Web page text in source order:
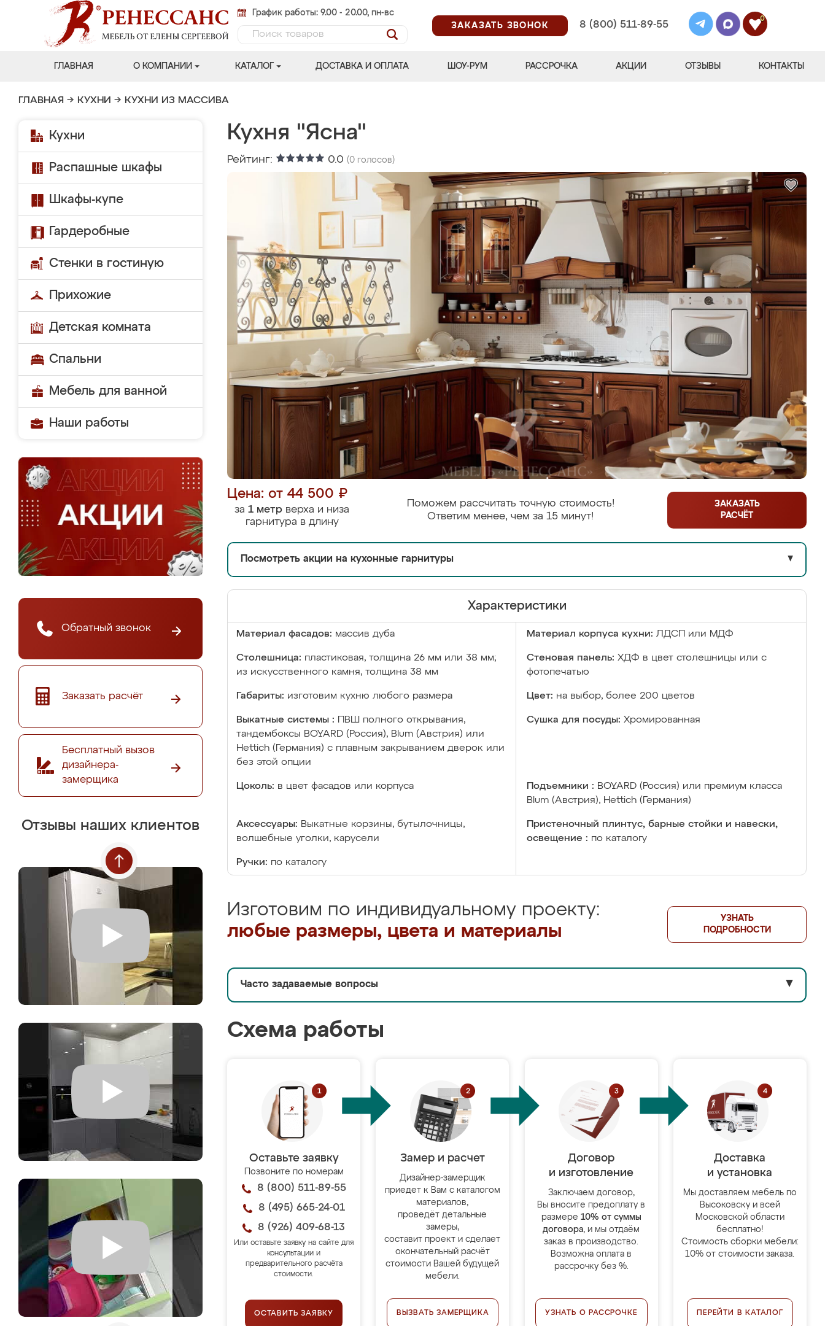
График работы: 9.00 - 20.00, пн-вс
ЗАКАЗАТЬ ЗВОНОК
8 (800) 511-89-55
0
ГЛАВНАЯ О КОМПАНИИ КАТАЛОГ ДОСТАВКА И ОПЛАТА ШОУ-РУМ РАССРОЧКА АКЦИИ ОТЗЫВЫ КОНТАКТЫ
ГЛАВНАЯ → КУХНИ → КУХНИ ИЗ МАССИВА
Кухни
Распашные шкафы
Шкафы-купе
Гардеробные
Стенки в гостиную
Прихожие
Детская комната
Спальни
Мебель для ванной
Наши работы
Обратный звонок
Заказать расчёт
Бесплатный вызов
дизайнера-
замерщика
Отзывы наших клиентов
Кухня "Ясна"
Рейтинг: 0.0 (0 голосов)
Цена: от 44 500 ₽
за 1 метр верха и низа
гарнитура в длину
Поможем рассчитать точную стоимость!
Ответим менее, чем за 15 минут!
ЗАКАЗАТЬ
РАСЧЁТ
Посмотреть акции на кухонные гарнитуры ▼
Характеристики
Материал фасадов: массив дуба Материал корпуса кухни: ЛДСП или МДФ
Столешница: пластиковая, толщина 26 мм или 38 мм;
из искусственного камня, толщина 38 мм
Стеновая панель: ХДФ в цвет столешницы или с
фотопечатью
Габариты: изготовим кухню любого размера Цвет: на выбор, более 200 цветов
Выкатные системы :
ПВШ полного открывания,
тандембоксы BOYARD (Россия), Blum (Австрия) или
Hettich (Германия) с плавным закрыванием дверок или
без этой опции
Сушка для посуды: Хромированная
Цоколь: в цвет фасадов или корпуса Подъемники : BOYARD (Россия) или премиум класса
Blum (Австрия), Hettich (Германия)
Аксессуары: Выкатные корзины, бутылочницы,
волшебные уголки, карусели
Пристеночный плинтус, барные стойки и навески,
освещение : по каталогу
Ручки: по каталогу
Изготовим по индивидуальному проекту:
любые размеры, цвета и материалы
УЗНАТЬ
ПОДРОБНОСТИ
Часто задаваемые вопросы ▼
Схема работы
Оставьте заявку
Позвоните по номерам
8 (800) 511-89-55
8 (495) 665-24-01
8 (926) 409-68-13
Или оставьте заявку на сайте для
консультации и
предварительного расчёта
стоимости.
ОСТАВИТЬ ЗАЯВКУ
Замер и расчет
Дизайнер-замерщик
приедет к Вам с каталогом
материалов,
проведёт детальные
замеры,
составит проект и сделает
окончательный расчёт
стоимости Вашей будущей
мебели.
ВЫЗВАТЬ ЗАМЕРЩИКА
Договор
и изготовление
Заключаем договор,
Вы вносите предоплату в
размере 10% от суммы
договора, и мы отдаём
заказ в производство.
Возможна оплата в
рассрочку без %.
УЗНАТЬ О РАССРОЧКЕ
Доставка
и установка
Мы доставляем мебель по
Высоковску и всей
Московской области
бесплатно!
Стоимость сборки мебели:
10% от стоимости заказа.
ПЕРЕЙТИ В КАТАЛОГ